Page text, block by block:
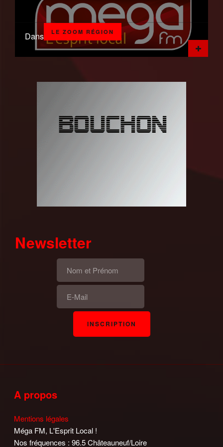
Dans LE ZOOM RÉGION
Newsletter
A propos
Mentions légales
Méga FM, L'Esprit Local !
Nos fréquences : 96.5 Châteauneuf/Loire